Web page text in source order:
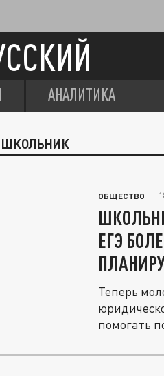
АНАЛИТИКА
ШКОЛЬНИК
ОБЩЕСТВО
ЕГЭ
Теперь
помогать